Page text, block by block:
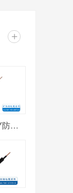
+
NGA-BTLY防火电缆